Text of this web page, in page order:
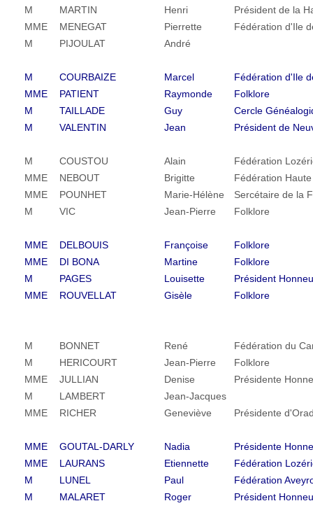
M
MARTIN Henri
Président de la
MME
MENEGAT Pierrette
Fédération d'Ile
M
PIJOULAT André
M COURBAIZE Marcel
Fédération d'Ile
MME
PATIENT Raymonde
Folklore
M
TAILLADE Guy
Cercle
M
VALENTIN Jean Président de
M COUSTOU Alain
Fédération
MME
NEBOUT Brigitte
Fédération
MME
POUNHET Marie-Hélène
Sercétaire de la
M
VIC Jean-Pierre Folklore
MME DELBOUIS Françoise
Folklore
MME
DI BONA Martine
Folklore
M
PAGES Louisette
Président
MME
ROUVELLAT Gisèle Folklore
M BONNET René
Fédération du
M
HERICOURT Jean-Pierre
Folklore
MME
JULLIAN Denise
Présidente
M
LAMBERT
Jean-Jacques
MME
RICHER Geneviève Présidente
MME GOUTAL-DARLY Nadia
Présidente
MME
LAURANS Etiennette
Fédération
M
LUNEL Paul
Fédération
M
MALARET Roger Président